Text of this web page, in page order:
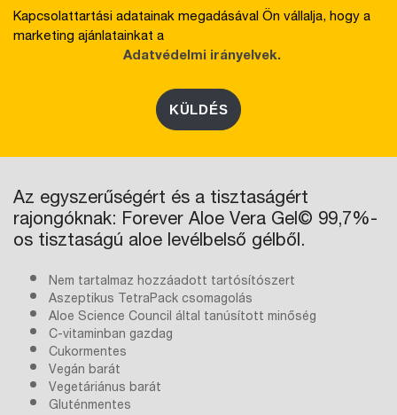
Kapcsolattartási adatainak megadásával Ön vállalja, hogy a
marketing ajánlatainkat a
Adatvédelmi irányelvek.
KÜLDÉS
Az egyszerűségért és a tisztaságért
rajongóknak: Forever Aloe Vera Gel© 99,7%-
os tisztaságú aloe levélbelső gélből.
Nem tartalmaz hozzáadott tartósítószert
Aszeptikus TetraPack csomagolás
Aloe Science Council által tanúsított minőség
C-vitaminban gazdag
Cukormentes
Vegán barát
Vegetáriánus barát
Gluténmentes